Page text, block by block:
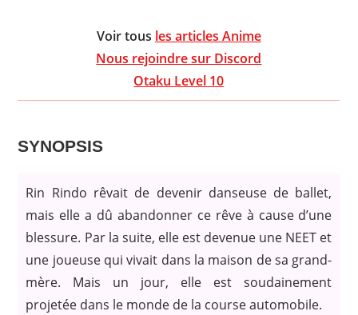
Voir tous les articles Anime
Nous rejoindre sur Discord
Otaku Level 10
SYNOPSIS
Rin Rindo rêvait de devenir danseuse de ballet,
mais elle a dû abandonner ce rêve à cause d’une
blessure. Par la suite, elle est devenue une NEET et
une joueuse qui vivait dans la maison de sa grand-
mère. Mais un jour, elle est soudainement
projetée dans le monde de la course automobile.